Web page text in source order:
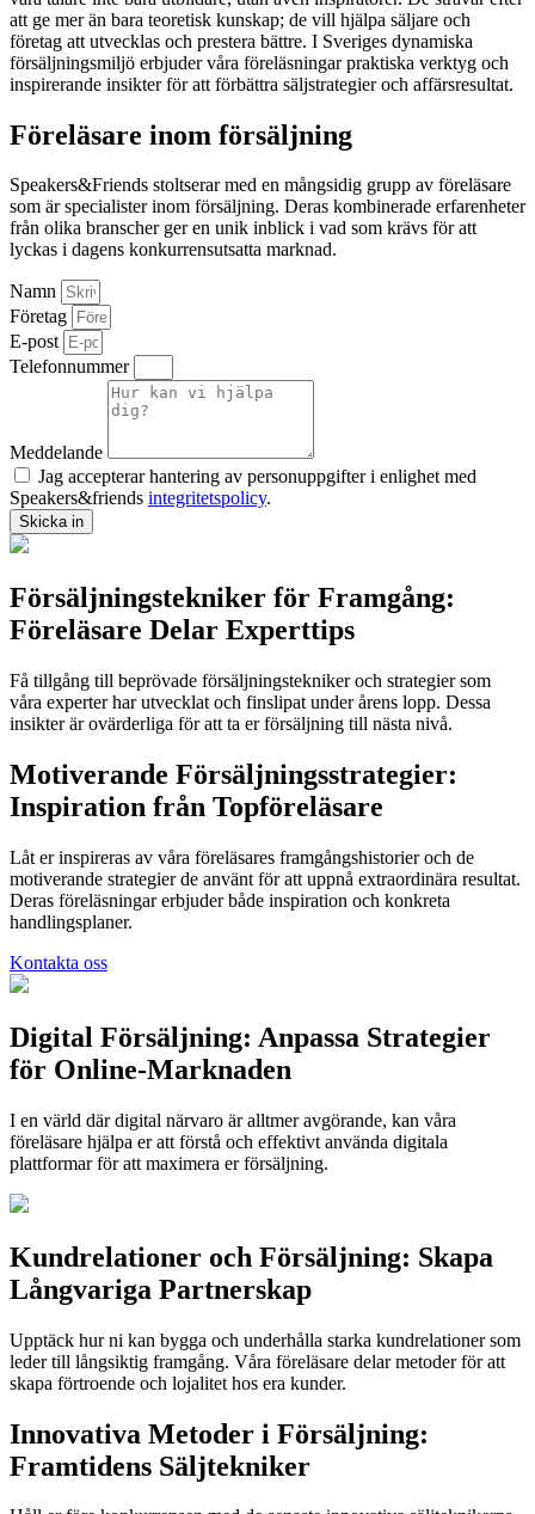
att ge mer än bara teoretisk kunskap; de vill hjälpa säljare och
företag att utvecklas och prestera bättre. I Sveriges dynamiska
försäljningsmiljö erbjuder våra föreläsningar praktiska verktyg och
inspirerande insikter för att förbättra säljstrategier och affärsresultat.
Föreläsare inom försäljning
Speakers&Friends stoltserar med en mångsidig grupp av föreläsare
som är specialister inom försäljning. Deras kombinerade erfarenheter
från olika branscher ger en unik inblick i vad som krävs för att
lyckas i dagens konkurrensutsatta marknad.
Namn
Företag
E-post
Telefonnummer
Meddelande
Jag accepterar hantering av personuppgifter i enlighet med
Speakers&friends integritetspolicy.
Skicka in
Försäljningstekniker för Framgång:
Föreläsare Delar Experttips
Få tillgång till beprövade försäljningstekniker och strategier som
våra experter har utvecklat och finslipat under årens lopp. Dessa
insikter är ovärderliga för att ta er försäljning till nästa nivå.
Motiverande Försäljningsstrategier:
Inspiration från Topföreläsare
Låt er inspireras av våra föreläsares framgångshistorier och de
motiverande strategier de använt för att uppnå extraordinära resultat.
Deras föreläsningar erbjuder både inspiration och konkreta
handlingsplaner.
Kontakta oss
Digital Försäljning: Anpassa Strategier
för Online-Marknaden
I en värld där digital närvaro är alltmer avgörande, kan våra
föreläsare hjälpa er att förstå och effektivt använda digitala
plattformar för att maximera er försäljning.
Kundrelationer och Försäljning: Skapa
Långvariga Partnerskap
Upptäck hur ni kan bygga och underhålla starka kundrelationer som
leder till långsiktig framgång. Våra föreläsare delar metoder för att
skapa förtroende och lojalitet hos era kunder.
Innovativa Metoder i Försäljning:
Framtidens Säljtekniker